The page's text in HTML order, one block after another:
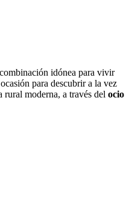
idónea para vivir
para descubrir a la vez
rural moderna, a través del ocio